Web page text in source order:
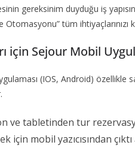
gereksinim duyduğu iş
tüm ihtiyaçlarınızı
için Sejour Mobil
(IOS, Android) özellikle
ve tabletinden tur
için mobil yazıcısından